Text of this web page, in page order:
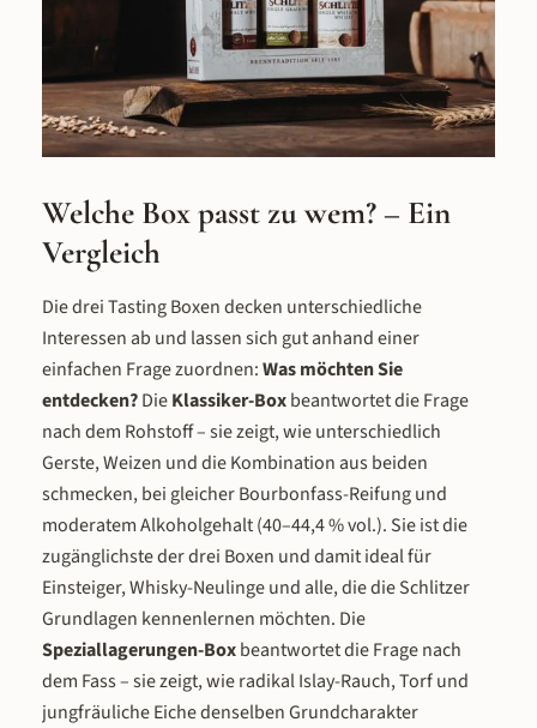
Vordergrund stellt.
Der Abgang ist beinahe süß und
angenehm weich und ohne jede
– die milden 40 % vol. machen den
zu einem Whisky, den man
unkompliziert genießen kann.
Vergleich zum Single Malt
und milder, im Vergleich zum
Fässern Nach der Destillation
Single Grain über mehrere Jahre
Bourbon-Fässern aus
Weißeiche. Diese Fässer sind der
Fasstyp, der auch für den Single
Klassisch verwendet wird – doch
Grain-Destillat reagiert anders
Holz: Die weichere Getreide-
nimmt die Vanille- und
intensiver auf und integriert sie
nahtloser. Das Ergebnis ist ein
bei dem die goldene Farbe, die
perfekte Einheit bilden.
Welche Box passt zu wem? – Ein
Vergleich
Die drei Tasting Boxen decken unterschiedliche
Interessen ab und lassen sich gut anhand einer
einfachen Frage zuordnen:Was möchten Sie
entdecken?DieKlassiker-Boxbeantwortet die Frage
nach dem Rohstoff – sie zeigt, wie unterschiedlich
Gerste, Weizen und die Kombination aus beiden
schmecken, bei gleicher Bourbonfass-Reifung und
moderatem Alkoholgehalt (40–44,4 % vol.). Sie ist die
zugänglichste der drei Boxen und damit ideal für
Einsteiger, Whisky-Neulinge und alle, die die Schlitzer
Grundlagen kennenlernen möchten. Die
Speziallagerungen-Boxbeantwortet die Frage nach
dem Fass – sie zeigt, wie radikal Islay-Rauch, Torf und
jungfräuliche Eiche denselben Grundcharakter